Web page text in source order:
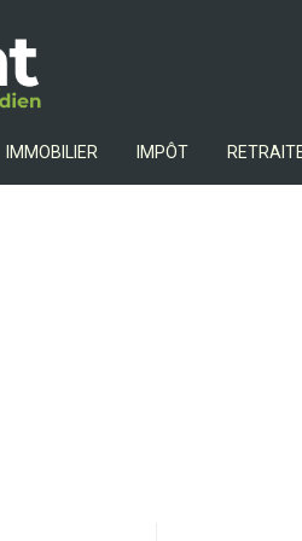
IMMOBILIER IMPÔT